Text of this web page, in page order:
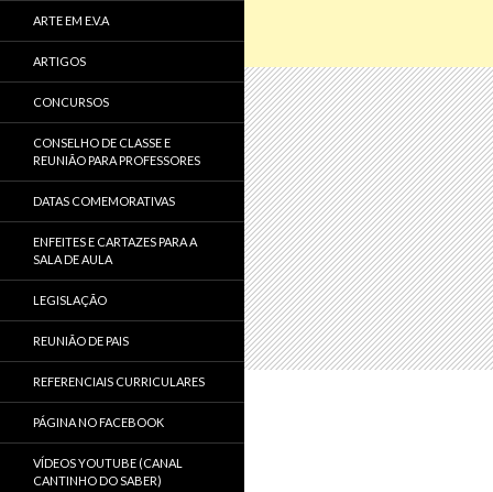
ARTE EM E.V.A
ARTIGOS
CONCURSOS
CONSELHO DE CLASSE E
REUNIÃO PARA PROFESSORES
DATAS COMEMORATIVAS
ENFEITES E CARTAZES PARA A
SALA DE AULA
LEGISLAÇÃO
REUNIÃO DE PAIS
REFERENCIAIS CURRICULARES
PÁGINA NO FACEBOOK
VÍDEOS YOUTUBE (CANAL
CANTINHO DO SABER)